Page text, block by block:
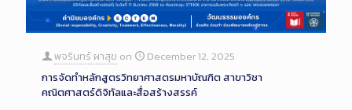
พจรินทร์ ผาสุข on
December 12, 2025
การจัดทำหลักสูตรวิทยาศาสตรมหาบัณฑิต สาขาวิชา
คณิตศาสตร์ดิจิทัลและสื่อสร้างสรรค์